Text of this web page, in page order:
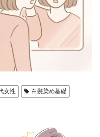
女性
白髪染め基礎